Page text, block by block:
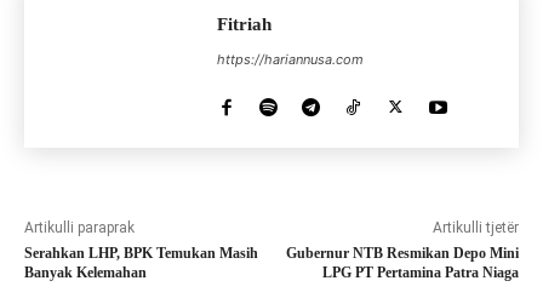
Fitriah
https://hariannusa.com
Artikulli paraprak
Serahkan LHP, BPK Temukan Masih
Banyak Kelemahan
Artikulli tjetër
Gubernur NTB Resmikan Depo Mini
LPG PT Pertamina Patra Niaga